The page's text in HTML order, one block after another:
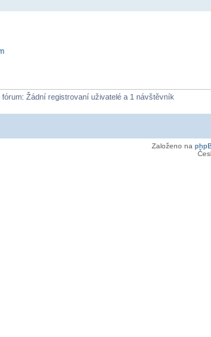
Žádní registrovaní uživatelé a 1 návštěvník
Založeno na